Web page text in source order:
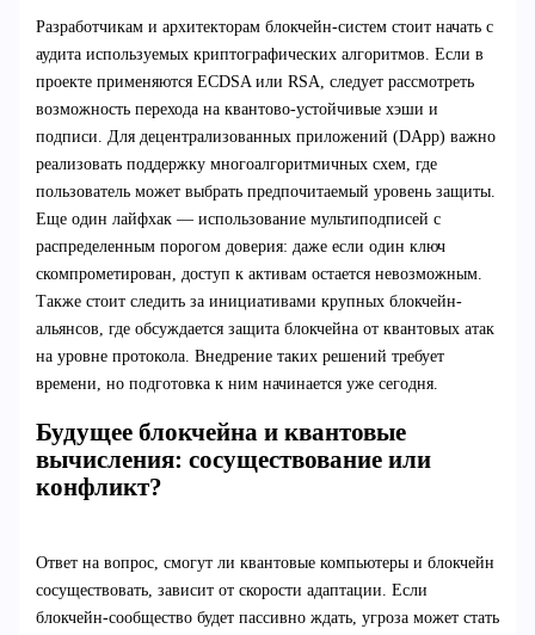
Разработчикам и архитекторам блокчейн-систем стоит начать с
аудита используемых криптографических алгоритмов. Если в
проекте применяются ECDSA или RSA, следует рассмотреть
возможность перехода на квантово-устойчивые хэши и
подписи. Для децентрализованных приложений (DApp) важно
реализовать поддержку многоалгоритмичных схем, где
пользователь может выбрать предпочитаемый уровень защиты.
Еще один лайфхак — использование мультиподписей с
распределенным порогом доверия: даже если один ключ
скомпрометирован, доступ к активам остается невозможным.
Также стоит следить за инициативами крупных блокчейн-
альянсов, где обсуждается защита блокчейна от квантовых атак
на уровне протокола. Внедрение таких решений требует
времени, но подготовка к ним начинается уже сегодня.
Будущее блокчейна и квантовые
вычисления: сосуществование или
конфликт?
Ответ на вопрос, смогут ли квантовые компьютеры и блокчейн
сосуществовать, зависит от скорости адаптации. Если
блокчейн-сообщество будет пассивно ждать, угроза может стать